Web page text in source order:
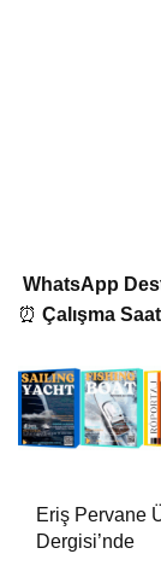
WhatsApp
⏰ Çalışma
Eriş Pervane
Dergisi’nde